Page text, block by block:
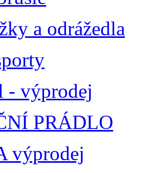
a odrážedla
- výprodej
PRÁDLO
výprodej